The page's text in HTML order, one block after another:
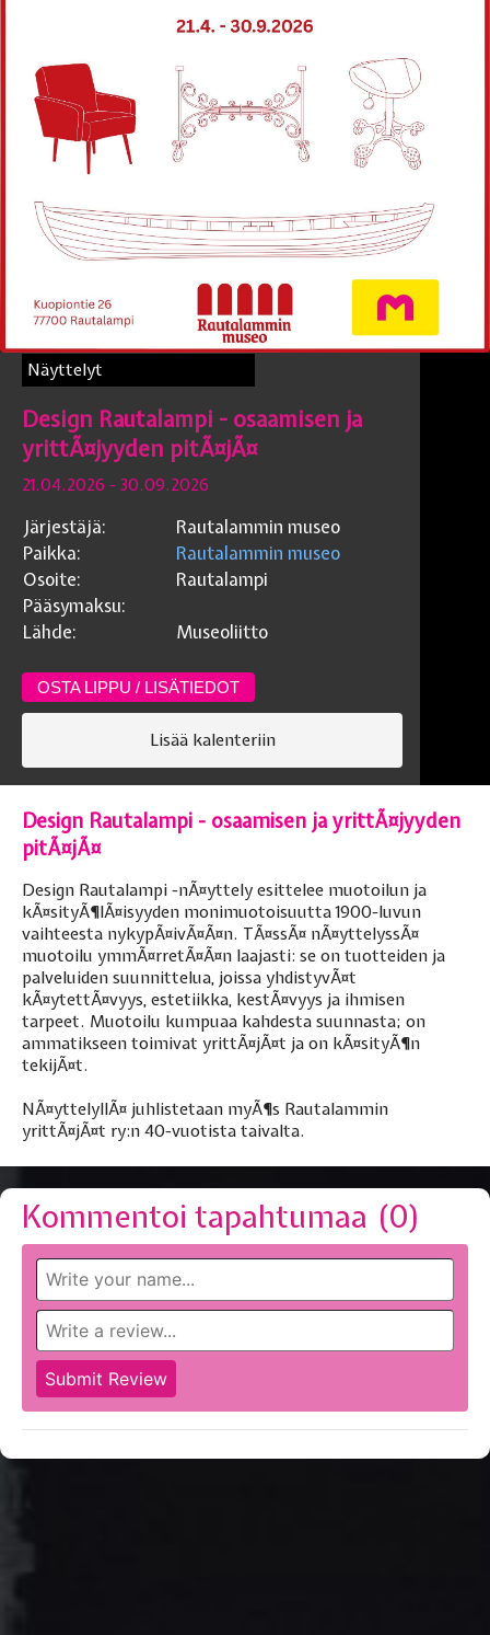
Näyttelyt
Design Rautalampi - osaamisen ja
yrittÃ¤jyyden pitÃ¤jÃ¤
21.04.2026 - 30.09.2026
Järjestäjä:
Rautalammin museo
Paikka:
Rautalammin museo
Osoite:
Rautalampi
Pääsymaksu:
Lähde:
Museoliitto
OSTA LIPPU / LISÄTIEDOT
Lisää kalenteriin
Design Rautalampi - osaamisen ja yrittÃ¤jyyden
pitÃ¤jÃ¤
Design Rautalampi -nÃ¤yttely esittelee muotoilun ja
kÃ¤sityÃ¶lÃ¤isyyden monimuotoisuutta 1900-luvun
vaihteesta nykypÃ¤ivÃ¤Ã¤n. TÃ¤ssÃ¤ nÃ¤yttelyssÃ¤
muotoilu ymmÃ¤rretÃ¤Ã¤n laajasti: se on tuotteiden ja
palveluiden suunnittelua, joissa yhdistyvÃ¤t
kÃ¤ytettÃ¤vyys, estetiikka, kestÃ¤vyys ja ihmisen
tarpeet. Muotoilu kumpuaa kahdesta suunnasta; on
ammatikseen toimivat yrittÃ¤jÃ¤t ja on kÃ¤sityÃ¶n
tekijÃ¤t.
NÃ¤yttelyllÃ¤ juhlistetaan myÃ¶s Rautalammin
yrittÃ¤jÃ¤t ry:n 40-vuotista taivalta.
Kommentoi tapahtumaa (0)